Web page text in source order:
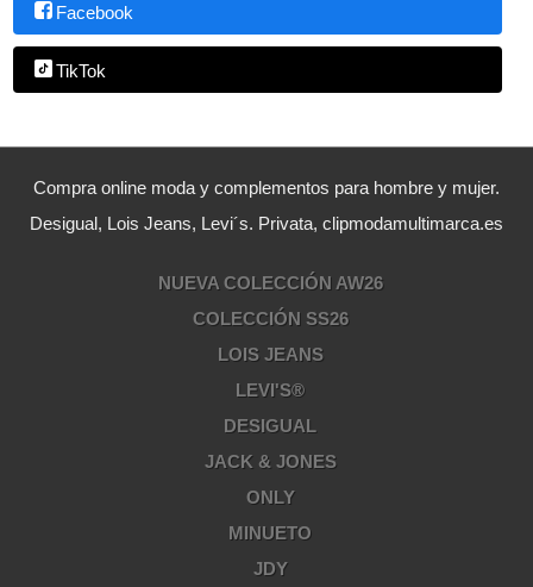
Facebook
TikTok
Compra online moda y complementos para hombre y mujer.
Desigual, Lois Jeans, Levi´s. Privata, clipmodamultimarca.es
NUEVA COLECCIÓN AW26
COLECCIÓN SS26
LOIS JEANS
LEVI'S®
DESIGUAL
JACK & JONES
ONLY
MINUETO
JDY